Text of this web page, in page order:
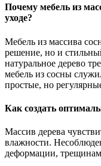
Почему мебель из
уходе?
Мебель из массива
решение, но и
натуральное дерево
мебель из сосны
простые, но
Как создать
Массив дерева
влажности.
деформации,